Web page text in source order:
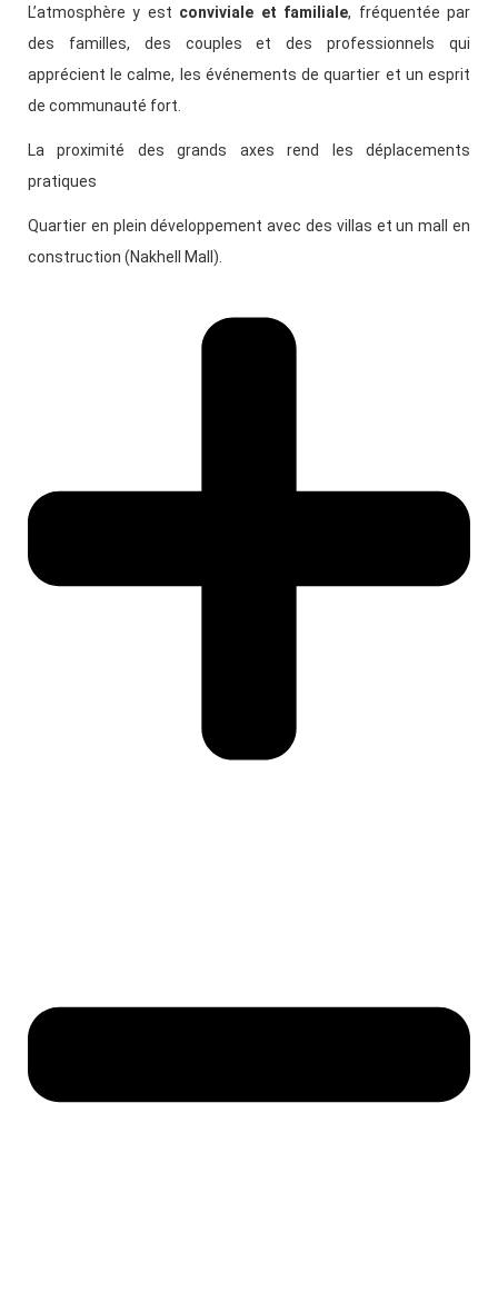
L’atmosphère y est conviviale et familiale, fréquentée par
des familles, des couples et des professionnels qui
apprécient le calme, les événements de quartier et un esprit
de communauté fort.
La proximité des grands axes rend les déplacements
pratiques
Quartier en plein développement avec des villas et un mall en
construction (Nakhell Mall).